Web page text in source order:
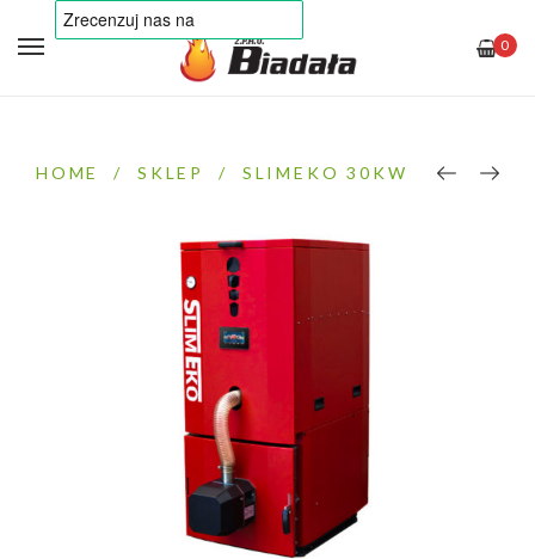
0
HOME / SKLEP / SLIMEKO 30KW